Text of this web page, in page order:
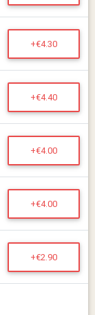
+€4.30
+€4.40
+€4.00
+€4.00
+€2.90